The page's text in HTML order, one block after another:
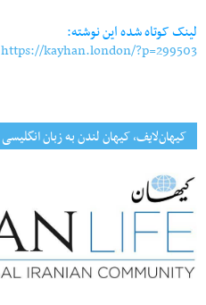
لینک کوتاه شده این نوشته:
https://kayhan.london/?p=299503
کیهان‌لایف، کیهان لندن به زبان انگلیسی